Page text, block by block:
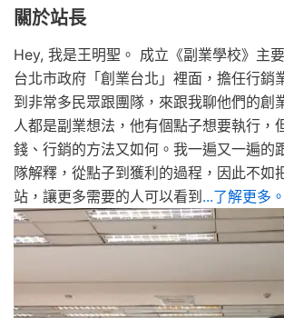
關於站長
Hey, 我是王明聖。 成立《副業學校》主
台北市政府「創業台北」裡面，擔任行銷
到非常多民眾跟團隊，來跟我聊他們的創
人都是副業想法，他有個點子想要執行，
錢、行銷的方法又如何。我一遍又一遍的
隊解釋，從點子到獲利的過程，因此不如
站，讓更多需要的人可以看到 ...了解更多。